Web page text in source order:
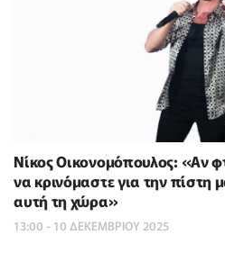
Νίκος Οικονομόπουλος: «Αν
να κρινόμαστε για την πίστη
αυτή τη χώρα»
13:00 - 10 ΔΕΚΕΜΒΡΙΟΥ 2025